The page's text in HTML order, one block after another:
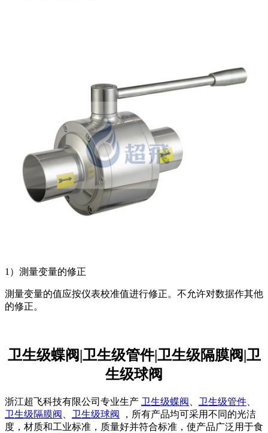
1）測量变量的修正
測量变量的值应按仪表校准值进行修正。不允许对数据作其他
的修正。
卫生级蝶阀|卫生级管件|卫生级隔膜阀|卫
生级球阀
浙江超飞科技有限公司专业生产 卫生级蝶阀 卫生级管件
卫生级隔膜阀
卫生级球阀
，所有产品均可采用不同的光洁
度，材质和工业标准，质量好并符合标准，使产品广泛用于食